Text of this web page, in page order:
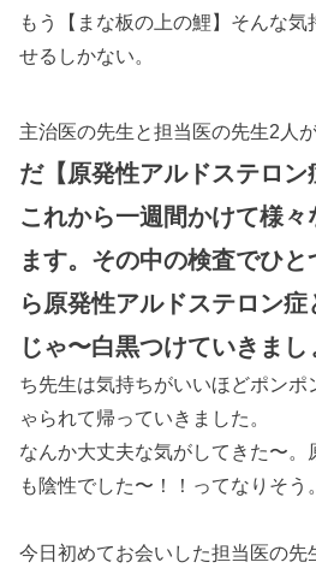
もう【まな板の上の鯉】そんな
せるしかない。
主治医の先生と担当医の先生2人
だ【原発性アルドステロン
これから一週間かけて様々
ます。その中の検査でひ
ら原発性アルドステロン症
じゃ〜白黒つけていきまし
ち先生は気持ちがいいほどポンポ
ゃられて帰っていきました。
なんか大丈夫な気がしてきた〜。
も陰性でした〜！！ってなりそう
今日初めてお会いした担当医の先